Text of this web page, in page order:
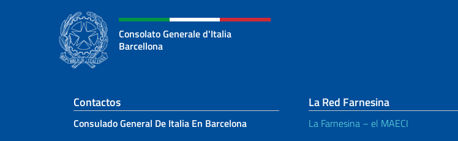
Consolato Generale d'Italia
Barcellona
Sezione footer
Contactos
Consulado General De Italia En Barcelona
La Red Farnesina
La Farnesina – el MAECI